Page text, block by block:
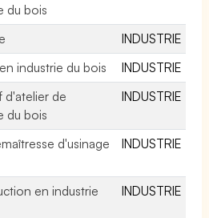
du bois
INDUSTRIE
industrie du bois
INDUSTRIE
d'atelier de
du bois
INDUSTRIE
d'usinage
INDUSTRIE
en industrie
INDUSTRIE